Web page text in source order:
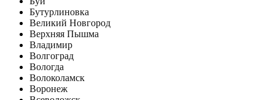
Бутурлиновка
Великий Новгород
Верхняя Пышма
Владимир
Волгоград
Вологда
Волоколамск
Воронеж